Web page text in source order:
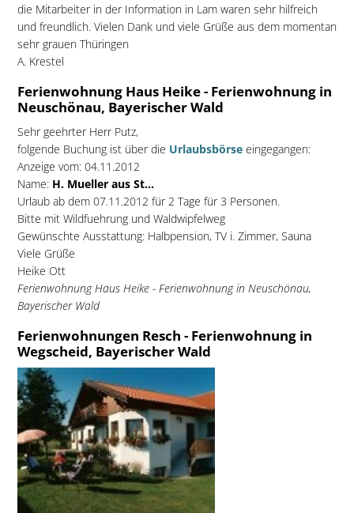
die Mitarbeiter in der Information in Lam waren sehr hilfreich
und freundlich. Vielen Dank und viele Grüße aus dem momentan
sehr grauen Thüringen
A. Krestel
Ferienwohnung Haus Heike - Ferienwohnung in
Neuschönau, Bayerischer Wald
Sehr geehrter Herr Putz,
folgende Buchung ist über die Urlaubsbörseeingegangen:
Anzeige vom: 04.11.2012
Name:H. Mueller aus St...
Urlaub ab dem 07.11.2012 für 2 Tage für 3 Personen.
Bitte mit Wildfuehrung und Waldwipfelweg
Gewünschte Ausstattung: Halbpension, TV i. Zimmer, Sauna
Viele Grüße
Heike Ott
Ferienwohnung Haus Heike - Ferienwohnung in Neuschönau,
Bayerischer Wald
Ferienwohnungen Resch - Ferienwohnung in
Wegscheid, Bayerischer Wald